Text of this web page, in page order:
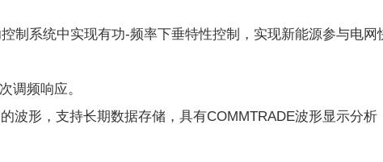
制系统中实现有功-频率下垂特性控制，实现新能源参与电网
调频响应。
波形，支持长期数据存储，具有COMMTRADE波形显示分析